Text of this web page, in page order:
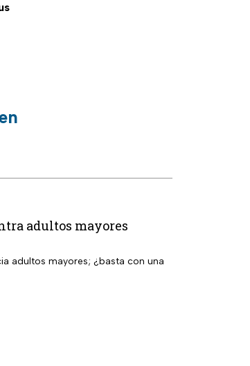
adultos mayores
adultos mayores; ¿basta con una